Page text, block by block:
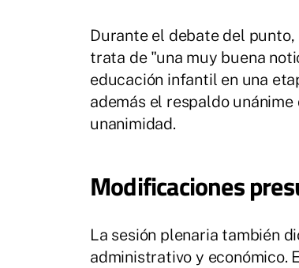
Durante el debate del
trata de "una muy buena
educación infantil en una
además el respaldo
unanimidad.
Modificaciones
La sesión plenaria también
administrativo y económico.